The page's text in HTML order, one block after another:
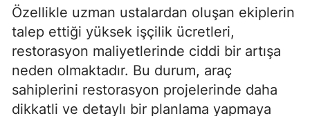
Özellikle uzman ustalardan oluşan ekiplerin
talep ettiği yüksek işçilik ücretleri,
restorasyon maliyetlerinde ciddi bir artışa
neden olmaktadır. Bu durum, araç
sahiplerini restorasyon projelerinde daha
dikkatli ve detaylı bir planlama yapmaya